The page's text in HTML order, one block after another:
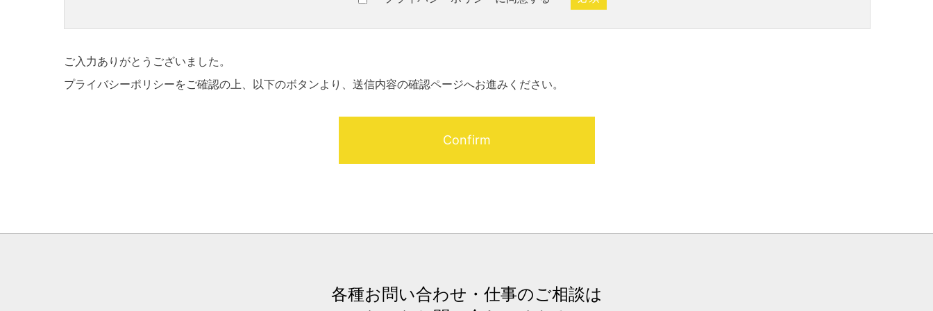
ご入力ありがとうございました。
プライバシーポリシーをご確認の上、以下のボタンより、送信内容の確認ページへお進みください。
各種お問い合わせ・仕事のご相談は